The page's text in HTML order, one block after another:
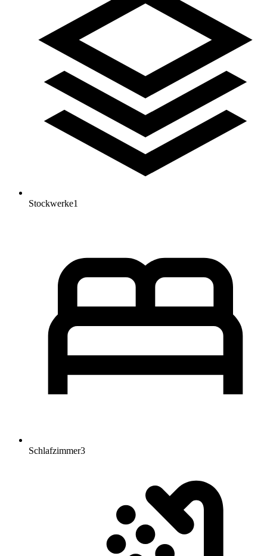
Stockwerke1
Schlafzimmer3